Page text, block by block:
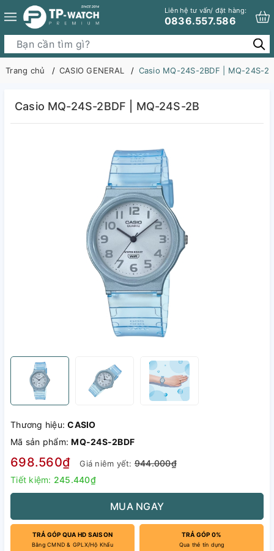
Liên hệ tư vấn/ đặt hàng:
0836.557.586
Trang chủ CASIO GENERAL Casio MQ-24S-2BDF | MQ-24S-2B
Casio MQ-24S-2BDF | MQ-24S-2B
Thương hiệu:CASIO
Mã sản phẩm:MQ-24S-2BDF
698.560₫ Giá niêm yết:944.000₫
Tiết kiệm: 245.440₫
MUA NGAY
TRẢ GÓP QUA HD SAISON
Bằng CMND & GPLX/Hộ Khẩu
TRẢ GÓP 0%
Qua thẻ tín dụng